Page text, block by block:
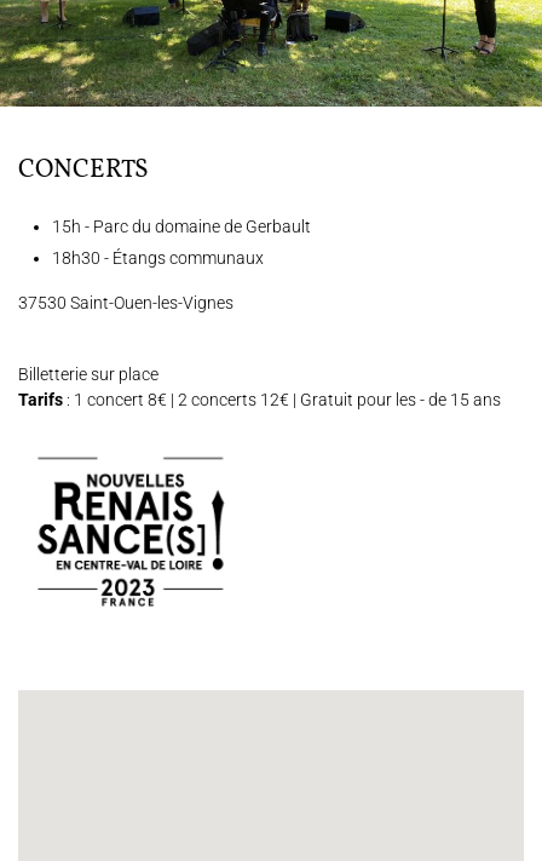
MÉDIATION CULTURELLE
DISCOGRAPHIE
Nous soutenir
Rechercher
CONCERTS
15h - Parc du domaine de Gerbault
18h30 - Étangs communaux
37530 Saint-Ouen-les-Vignes
Billetterie sur place
Tarifs : 1 concert 8€ | 2 concerts 12€ | Gratuit pour les - de 15 ans